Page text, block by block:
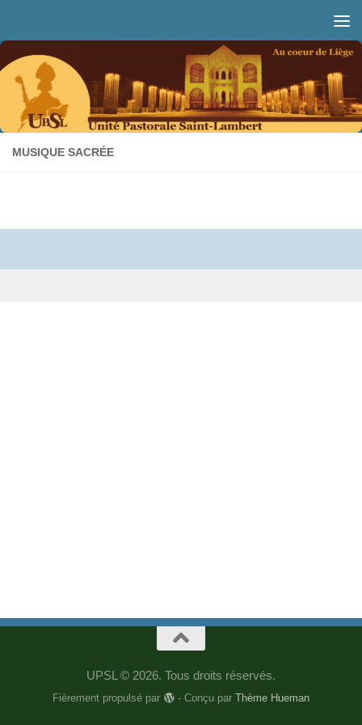
MUSIQUE SACRÉE
UPSL © 2026. Tous droits réservés.
Fièrement propulsé par - Conçu par Thème Hueman